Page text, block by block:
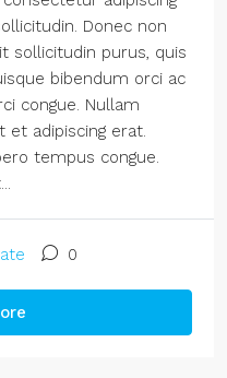
Donec non
sollicitudin purus, quis
bibendum orci ac
congue. Nullam
et adipiscing erat.
tempus congue.
0